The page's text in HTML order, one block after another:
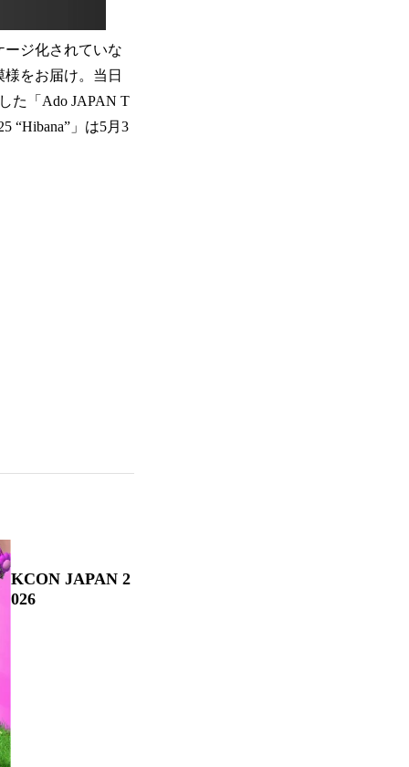
ージ化されていな
をお届け。当日
た「Ado JAPAN T
“Hibana”」は5月3
KCON JAPAN 2
026